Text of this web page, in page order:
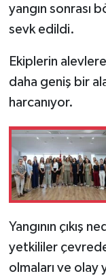
yangın sonrası
sevk edildi.
Ekiplerin
daha geniş bir
harcanıyor.
Yangının çıkış
yetkililer
olmaları ve olay